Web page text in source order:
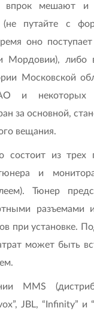
впрок мешают и
путайте с
оно
Мордовии), либо
Московской
АО и некоторых
за основной,
вещания.
состоит из трех
и
Тюнер
разъемами
при установке.
может быть
MMS
JBL, “Infinity” и